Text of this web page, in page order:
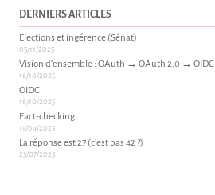
DERNIERS ARTICLES
Elections et ingérence (Sénat)
05/11/2025
Vision d’ensemble : OAuth → OAuth 2.0 → OIDC
16/10/2025
OIDC
16/10/2025
Fact-checking
11/09/2025
La réponse est 27 (c’est pas 42 ?)
23/07/2025